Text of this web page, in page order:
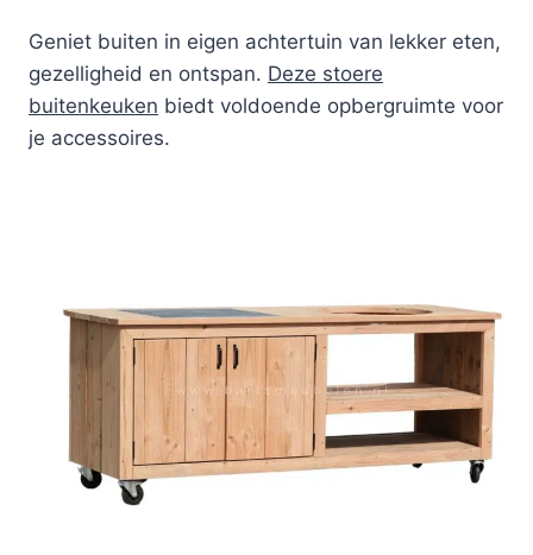
Geniet buiten in eigen achtertuin van lekker eten,
gezelligheid en ontspan. Deze stoere
buitenkeuken biedt voldoende opbergruimte voor
je accessoires.